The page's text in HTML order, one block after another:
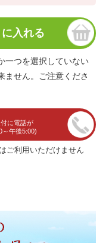
一つを選択していない
ません。ご注意くださ
に電話が
～午後5:00)
ご利用いただけません